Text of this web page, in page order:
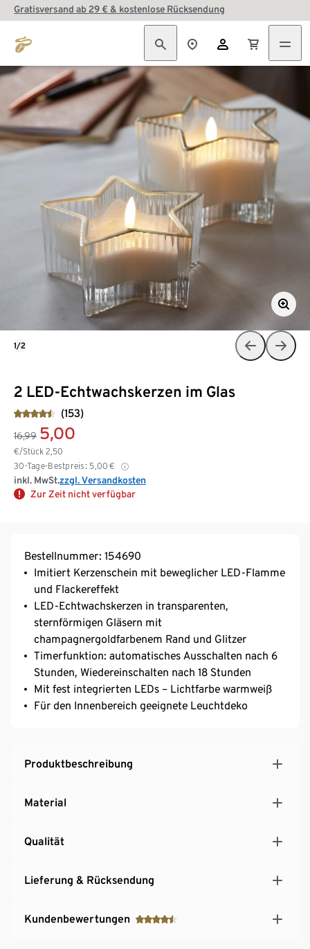
Gratisversand ab 29 € & kostenlose Rücksendung
2 LED-Echtwachskerzen im Glas
(153)
16,99 5,00
€/Stück 2,50
30-Tage-Bestpreis: 5,00 €
inkl. MwSt.zzgl. Versandkosten
Zur Zeit nicht verfügbar
1/2
Bestellnummer: 154690
Imitiert Kerzenschein mit beweglicher LED-Flamme
und Flackereffekt
LED-Echtwachskerzen in transparenten,
sternförmigen Gläsern mit
champagnergoldfarbenem Rand und Glitzer
Timerfunktion: automatisches Ausschalten nach 6
Stunden, Wiedereinschalten nach 18 Stunden
Mit fest integrierten LEDs – Lichtfarbe warmweiß
Für den Innenbereich geeignete Leuchtdeko
Produktbeschreibung
Material
Qualität
Lieferung & Rücksendung
Kundenbewertungen